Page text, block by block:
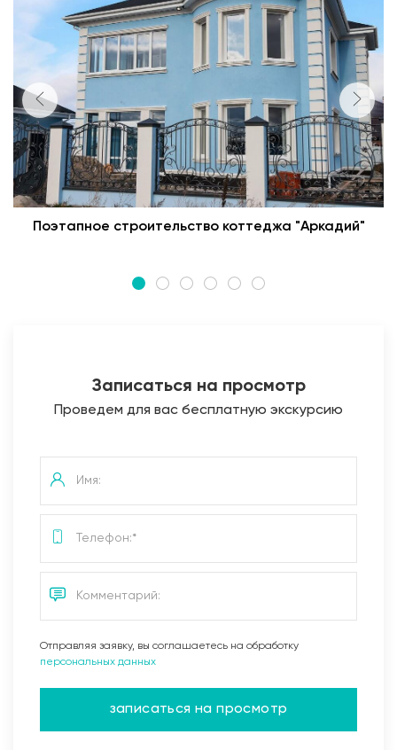
Поэтапное строительство коттеджа "Аркадий"
Записаться на просмотр
Проведем для вас бесплатную экскурсию
Отправляя заявку, вы соглашаетесь на обработку
персональных данных
записаться на просмотр